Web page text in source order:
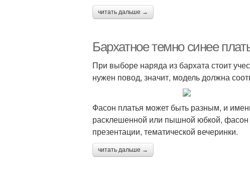
читать дальше →
Бархатное темно синее
При выборе наряда из бархата стоит
нужен повод, значит, модель должна
Фасон платья может быть разным, и
расклешенной или пышной юбкой, фасон
презентации, тематической вечеринки.
читать дальше →